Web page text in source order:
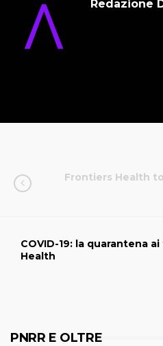
Redazione
Frontiers Health
COVID-19: la quarantena
Health
PNRR E OLTRE